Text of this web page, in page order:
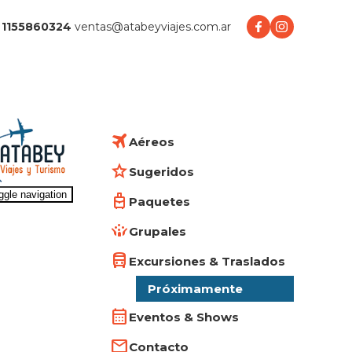
1155860324 ventas@atabeyviajes.com.ar
navigation
Aéreos
Sugeridos
Paquetes
Grupales
Excursiones & Traslados
Próximamente
Eventos & Shows
Contacto